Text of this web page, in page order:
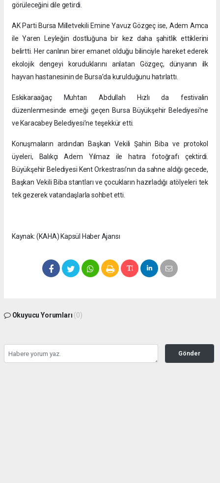
görüleceğini dile getirdi.
AK Parti Bursa Milletvekili Emine Yavuz Gözgeç ise, Adem Amca
ile Yaren Leyleğin dostluğuna bir kez daha şahitlik ettiklerini
belirtti. Her canlının birer emanet olduğu bilinciyle hareket ederek
ekolojik dengeyi koruduklarını anlatan Gözgeç, dünyanın ilk
hayvan hastanesinin de Bursa’da kurulduğunu hatırlattı.
Eskikaraağaç Muhtarı Abdullah Hızlı da festivalin
düzenlenmesinde emeği geçen Bursa Büyükşehir Belediyesi’ne
ve Karacabey Belediyesi’ne teşekkür etti.
Konuşmaların ardından Başkan Vekili Şahin Biba ve protokol
üyeleri, Balıkçı Adem Yılmaz ile hatıra fotoğrafı çektirdi.
Büyükşehir Belediyesi Kent Orkestrası’nın da sahne aldığı gecede,
Başkan Vekili Biba stantları ve çocukların hazırladığı atölyeleri tek
tek gezerek vatandaşlarla sohbet etti.
Kaynak: (KAHA) Kapsül Haber Ajansı
Okuyucu Yorumları (0)
Gönder